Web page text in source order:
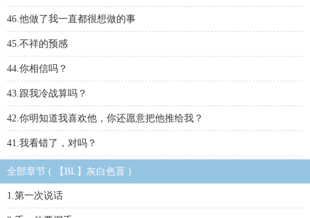
46.他做了我一直都很想做的事
45.不祥的预感
44.你相信吗？
43.跟我冷战算吗？
42.你明知道我喜欢他，你还愿意把他推给我？
41.我看错了，对吗？
全部章节 ( 【BL】灰白色盲 )
1.第一次说话